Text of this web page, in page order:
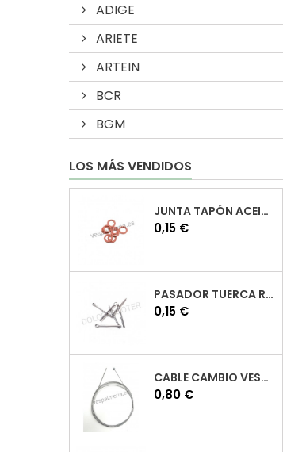
ADIGE
ARIETE
ARTEIN
BCR
BGM
LOS MÁS VENDIDOS
JUNTA TAPÓN ACEITE VESPA
Precio
0,15 €
PASADOR TUERCA RUEDA VESPA
Precio
0,15 €
CABLE CAMBIO VESPA
Precio
0,80 €